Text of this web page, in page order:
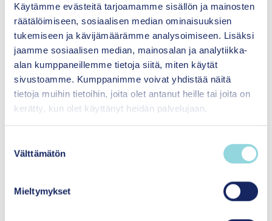
Käytämme evästeitä tarjoamamme sisällön ja mainosten
räätälöimiseen, sosiaalisen median ominaisuuksien
tukemiseen ja kävijämäärämme analysoimiseen. Lisäksi
jaamme sosiaalisen median, mainosalan ja analytiikka-
alan kumppaneillemme tietoja siitä, miten käytät
sivustoamme. Kumppanimme voivat yhdistää näitä
tietoja muihin tietoihin, joita olet antanut heille tai joita on
kerätty, kun olet käyttänyt heidän palvelujaan.
Välttämätön
Mieltymykset
on vastuussa menetelmien
käyttöönottoprosesseista
tekee päätökset käyttöönotettavista
menetelmistä
on vastuussa menetelmien käytön
ylläpidosta ja seurannasta osana
johtamista.
Käyttöönottotiimi
menetelmän käyttöönottoa.
miten voit muodostaa molemmat
tiimit.